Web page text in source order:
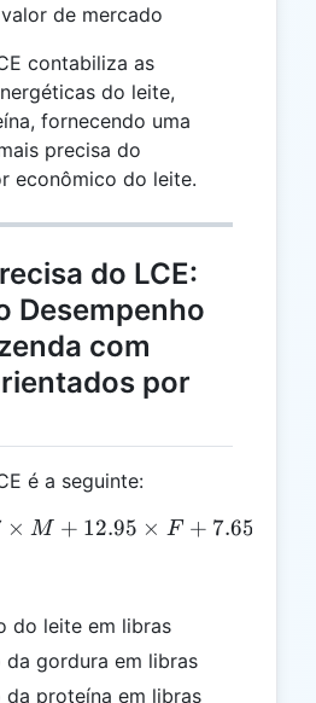
de mercado
contabiliza as
do leite,
fornecendo uma
precisa do
econômico do leite.
do LCE:
Desempenho
com
por
é a seguinte:
ECM = 0.327 \times M +
× M + 12.95 × F + 7.65
do leite em libras
gordura em libras
proteína em libras